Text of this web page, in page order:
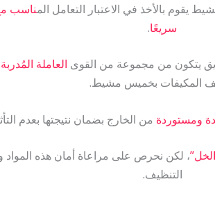
يقوم بالأخذ في الاعتبار التعامل المناسب
سريعًا.
يتكون من مجموعة من القوى العاملة
المكيفات بخميس مشيط.
ومستوردة من الخارج بضمان نتيجتها بعدم
، لكن نحرص على مراعاة أمان هذه
التنظيف.